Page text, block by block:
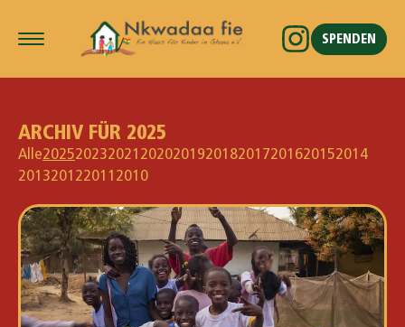
SPENDEN
ARCHIV FÜR 2025
Alle2025202320212020201920182017201620152014
2013201220112010